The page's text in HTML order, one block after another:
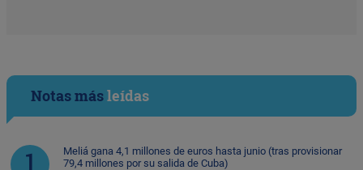
Notas másleídas
Meliá gana 4,1 millones de euros hasta junio (tras provisionar
79,4 millones por su salida de Cuba)